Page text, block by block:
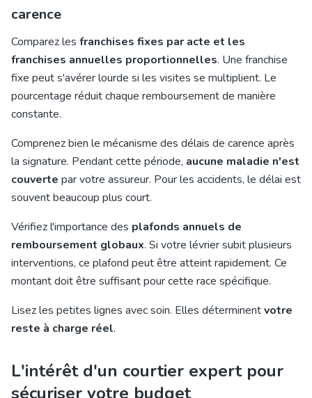
carence
Comparez les franchises fixes par acte et les
franchises annuelles proportionnelles. Une franchise
fixe peut s'avérer lourde si les visites se multiplient. Le
pourcentage réduit chaque remboursement de manière
constante.
Comprenez bien le mécanisme des délais de carence après
la signature. Pendant cette période, aucune maladie n'est
couverte par votre assureur. Pour les accidents, le délai est
souvent beaucoup plus court.
Vérifiez l'importance des plafonds annuels de
remboursement globaux. Si votre lévrier subit plusieurs
interventions, ce plafond peut être atteint rapidement. Ce
montant doit être suffisant pour cette race spécifique.
Lisez les petites lignes avec soin. Elles déterminentvotre
reste à charge réel.
L'intérêt d'un courtier expert pour
sécuriser votre budget